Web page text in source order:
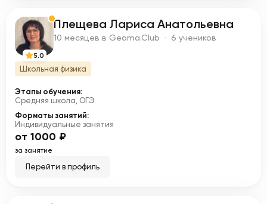
П
5.0
Плещева Лариса Анатольевна
10 месяцев в Geoma.Club · 6 учеников
Школьная физика
Этапы обучения:
Средняя школа, ОГЭ
Форматы занятий:
Индивидуальные занятия
от 1000 ₽
за занятие
Перейти в профиль